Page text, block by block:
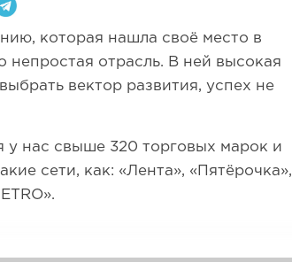
которая нашла своё место в
непростая отрасль. В ней высокая
вектор развития, успех не
у нас свыше 320 торговых марок и
сети, как: «Лента», «Пятёрочка»,